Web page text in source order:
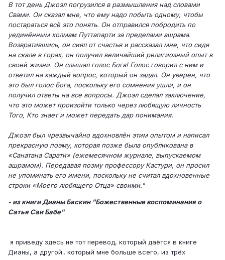
В тот день Джоэл погрузился в размышления над словами
Свами. Он сказал мне, что ему надо побыть одному, чтобы
постараться всё это понять. Он отправился побродить по
уединённым холмам Путтапарти за пределами ашрама.
Возвратившись, он сиял от счастья и рассказал мне, что сидя
на скале в горах, он получил величайший религиозный опыт в
своей жизни. Он слышал голос Бога! Голос говорил с ним и
ответил на каждый вопрос, который он задал. Он уверен, что
это был голос Бога, поскольку его сомнения ушли, и он
получил ответы на все вопросы. Джоэл сделал заключение,
что это может произойти только через любящую личность
Того, Кто знает и может передать дар понимания.
Джоэл был чрезвычайно вдохновлён этим опытом и написал
прекрасную поэму, которая позже была опубликована в
«Санатана Сарати» (ежемесячном журнале, выпускаемом
ашрамом). Передавая поэму профессору Кастури, он просил
не упоминать его имени, поскольку не считал вдохновенные
строки «Моего любящего Отца» своими."
- из книги Дианы Баскин "Божественные воспоминания о
Сатья Саи Бабе"
я приведу здесь не тот перевод, который даётся в книге
Дианы, а другой.. который мне больше всего, из трёх